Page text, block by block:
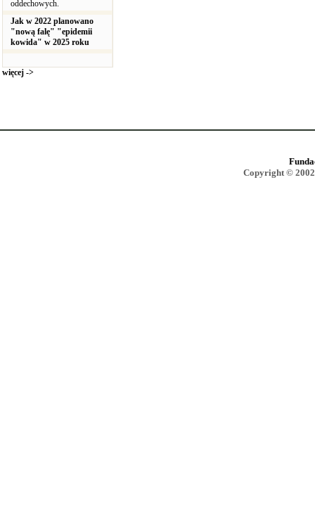
oddechowych.
Jak w 2022 planowano
"nową falę" "epidemii
kowida" w 2025 roku
więcej ->
Copyright ©